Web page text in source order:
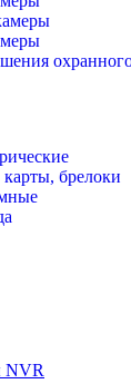
брелоки
NVR